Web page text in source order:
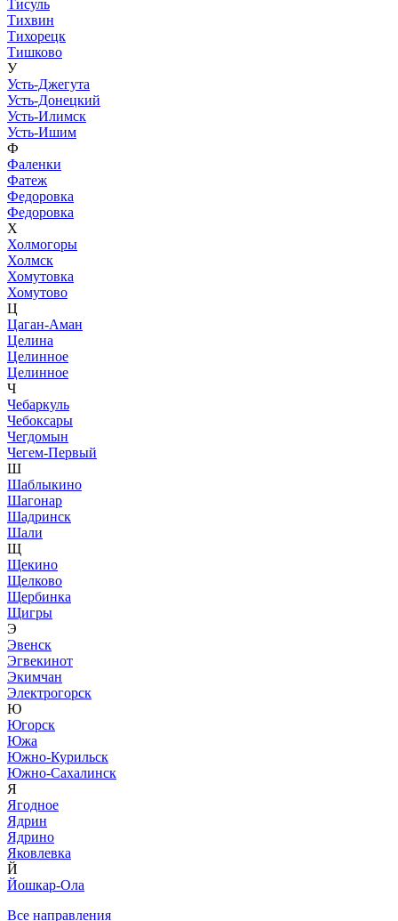
Тисуль
Тихвин
Тихорецк
Тишково
У
Усть-Джегута
Усть-Донецкий
Усть-Илимск
Усть-Ишим
Ф
Фаленки
Фатеж
Федоровка
Федоровка
Х
Холмогоры
Холмск
Хомутовка
Хомутово
Ц
Цаган-Аман
Целина
Целинное
Целинное
Ч
Чебаркуль
Чебоксары
Чегдомын
Чегем-Первый
Ш
Шаблыкино
Шагонар
Шадринск
Шали
Щ
Щекино
Щелково
Щербинка
Щигры
Э
Эвенск
Эгвекинот
Экимчан
Электрогорск
Ю
Югорск
Южа
Южно-Курильск
Южно-Сахалинск
Я
Ягодное
Ядрин
Ядрино
Яковлевка
Й
Йошкар-Ола
Все направления